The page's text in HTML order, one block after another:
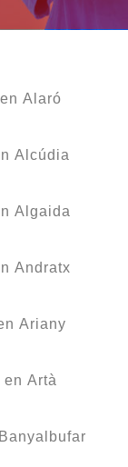
Alaró
Alcúdia
Algaida
Andratx
Ariany
Artà